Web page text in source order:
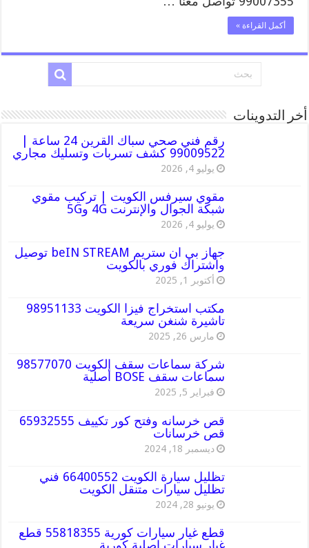
أكمل القراءة »
أخر التدوينات
رقم فني صحي سباك القرين 24 ساعة |
99009522 كشف تسربات وتسليك مجاري
يوليو 4, 2026
مقوي سيرفس الكويت | تركيب مقوي
شبكة الجوال والإنترنت 4G و5G
يوليو 4, 2026
جهاز بي ان ستريم beIN STREAM توصيل
واشتراك فوري بالكويت
أكتوبر 1, 2025
مكتب استخراج فيزا الكويت 98951133
تاشيرة شنغن سريعة
مارس 26, 2025
شركة سماعات سقف الكويت 98577070
سماعات سقف BOSE أصلية
فبراير 5, 2025
قص خرسانه وفتح كور تكييف 65932555
قص خرسانات
ديسمبر 18, 2024
تظليل سيارة الكويت 66400552 فني
تظليل سيارات متنقل الكويت
يونيو 28, 2024
قطع غيار سيارات كورية 55818355 قطع
غيار سيارات اصلية كورية